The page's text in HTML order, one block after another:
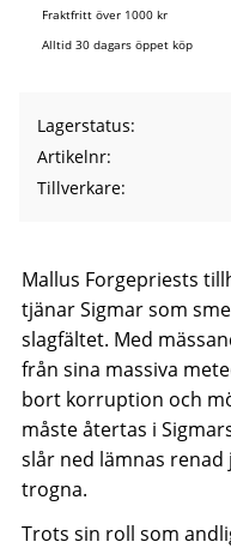
Fraktfritt över 1000 kr
Alltid 30 dagars öppet köp
Lagerstatus
Artikelnr
Tillverkare
Mallus Forgepriests
tjänar Sigmar som
slagfältet. Med
från sina massiva
bort korruption och
måste återtas i
slår ned lämnas
trogna.
Trots sin roll som